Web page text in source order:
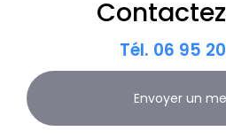
Tél. 06 95
Envoyer un